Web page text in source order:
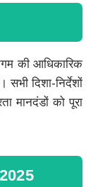
की आधिकारिक
सभी दिशा-निर्देशों
मानदंडों को पूरा